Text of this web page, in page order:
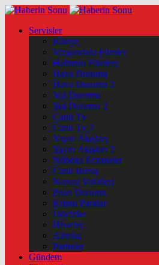
Servisler
Künye
Vizyondaki Filmler
Haftanin Filmleri
Hava Durumu
Hava Durumu 2
Yol Durumu
Yol Durumu 2
Canlı Tv
Canlı Tv 2
Yayın Akışları
Yayın Akışları 2
Nöbetçi Eczaneler
Canlı Borsa
Namaz Vakitleri
Puan Durumu
Kripto Paralar
Dövizler
Hisseler
Altınlar
Pariteler
Gündem